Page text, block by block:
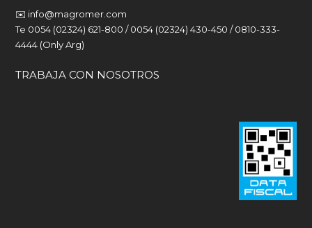
✉️ info@magromer.com
Te 0054 (02324) 621-800 / 0054 (02324) 430-450 / 0810-333-
4444 (Only Arg)
TRABAJA CON NOSOTROS